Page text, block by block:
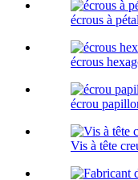
écrous à
écrous
écrou
Vis à tête